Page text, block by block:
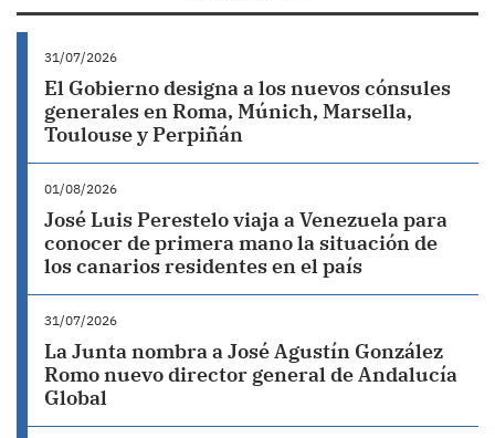
31/07/2026
El Gobierno designa a los nuevos cónsules
generales en Roma, Múnich, Marsella,
Toulouse y Perpiñán
01/08/2026
José Luis Perestelo viaja a Venezuela para
conocer de primera mano la situación de
los canarios residentes en el país
31/07/2026
La Junta nombra a José Agustín González
Romo nuevo director general de Andalucía
Global